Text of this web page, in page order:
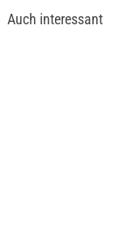
Auch interessant